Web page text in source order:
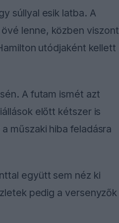
súllyal esik latba. A
lenne, közben viszont
utódjaként kellett
A futam ismét azt
előtt kétszer is
műszaki hiba feladásra
együtt sem néz ki
pedig a versenyzők